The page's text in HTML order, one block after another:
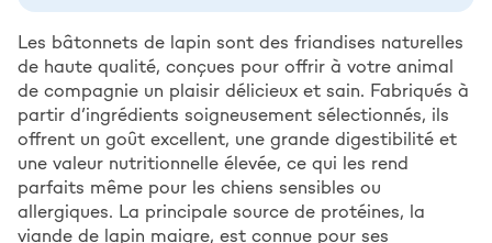
Les bâtonnets de lapin sont des friandises naturelles
de haute qualité, conçues pour offrir à votre animal
de compagnie un plaisir délicieux et sain. Fabriqués à
partir d’ingrédients soigneusement sélectionnés, ils
offrent un goût excellent, une grande digestibilité et
une valeur nutritionnelle élevée, ce qui les rend
parfaits même pour les chiens sensibles ou
allergiques. La principale source de protéines, la
viande de lapin maigre, est connue pour ses